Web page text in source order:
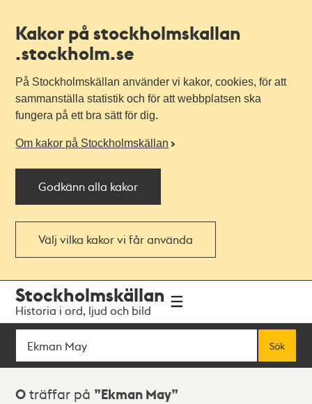
Kakor på stockholmskallan
.stockholm.se
På Stockholmskällan använder vi kakor, cookies, för att
sammanställa statistik och för att webbplatsen ska
fungera på ett bra sätt för dig.
Om kakor på Stockholmskällan
Godkänn alla kakor
Välj vilka kakor vi får använda
navigationen
huvudinnehållet
Stockholmskällan
Historia i ord, ljud och bild
Sök
Sök
Sökresultat
0 träffar på Ekman May